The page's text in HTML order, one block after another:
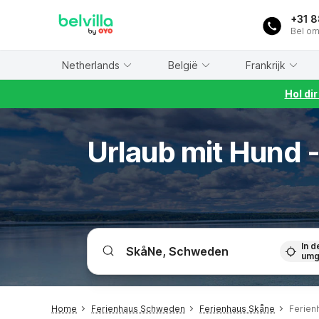
+31
Bel
Netherlands België Frankrijk
Hol
Urlaub mit Hund
In
Home Ferienhaus Schweden Ferienhaus Skåne